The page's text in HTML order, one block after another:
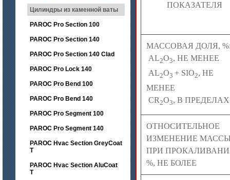
Цилиндры из каменной ваты
PAROC Pro Section 100
PAROC Pro Section 140
PAROC Pro Section 140 Clad
PAROC Pro Lock 140
PAROC Pro Bend 100
PAROC Pro Bend 140
PAROC Pro Segment 100
PAROC Pro Segment 140
PAROC Hvac Section GreyCoat
T
PAROC Hvac Section AluCoat
T
ПОКАЗАТЕЛЯ
МАССОВАЯ ДОЛЯ,
AL2O3, НЕ МЕНЕЕ
AL2O3 + SIO2, НЕ
МЕНЕЕ
CR2O3, В ПРЕДЕЛАХ
ОТНОСИТЕЛЬНОЕ
ИЗМЕНЕНИЕ
ПРИ
%, НЕ БОЛЕЕ